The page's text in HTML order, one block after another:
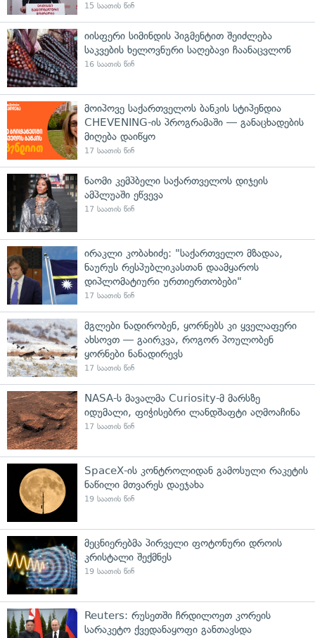
15 საათის წინ
იისფერი სიმინდის პიგმენტით შეიძლება
საკვების ხელოვნური საღებავი ჩაანაცვლონ
16 საათის წინ
მოიპოვე საქართველოს ბანკის სტიპენდია
CHEVENING-ის პროგრამაში — განაცხადების
მიღება დაიწყო
17 საათის წინ
ნაომი კემპბელი საქართველოს დიჯეის
ამპლუაში ეწვევა
17 საათის წინ
ირაკლი კობახიძე: "საქართველო მზადაა,
ნაურუს რესპუბლიკასთან დაამყაროს
დიპლომატიური ურთიერთობები"
17 საათის წინ
მგლები ნადირობენ, ყორნებს კი ყველაფერი
ახსოვთ — გაირკვა, როგორ პოულობენ
ყორნები ნანადირევს
17 საათის წინ
NASA-ს მავალმა Curiosity-მ მარსზე
იდუმალი, ფიჭისებრი ლანდშაფტი აღმოაჩინა
17 საათის წინ
SpaceX-ის კონტროლიდან გამოსული რაკეტის
ნაწილი მთვარეს დაეჯახა
19 საათის წინ
მეცნიერებმა პირველი ფოტონური დროის
კრისტალი შექმნეს
19 საათის წინ
Reuters: რუსეთში ჩრდილოეთ კორეის
სარაკეტო ქვედანაყოფი განთავსდა